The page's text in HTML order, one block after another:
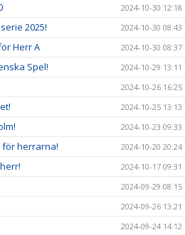
2024-10-30 12:18
2025! 2024-10-30 08:43
Herr A 2024-10-30 08:37
Spel! 2024-10-29 13:11
2024-10-26 16:25
2024-10-25 13:13
2024-10-23 09:33
för herrarna! 2024-10-20 20:24
2024-10-17 09:31
2024-09-29 08:15
2024-09-26 13:21
2024-09-24 14:12